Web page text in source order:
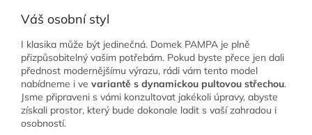
Váš osobní styl
I klasika může být jedinečná. Domek PAMPA je plně
přizpůsobitelný vašim potřebám. Pokud byste přece jen dali
přednost modernějšímu výrazu, rádi vám tento model
nabídneme i ve variantě s dynamickou pultovou střechou.
Jsme připraveni s vámi konzultovat jakékoli úpravy, abyste
získali prostor, který bude dokonale ladit s vaší zahradou i
osobností.